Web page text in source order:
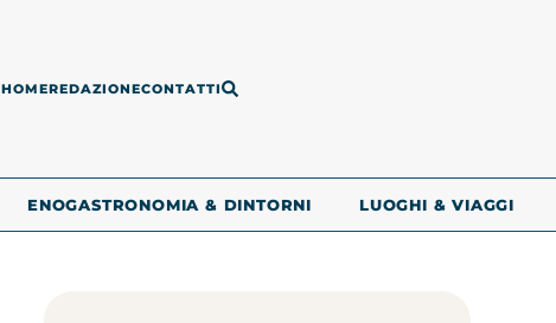
HOMEREDAZIONECONTATTI
ENOGASTRONOMIA & DINTORNI LUOGHI & VIAGGI